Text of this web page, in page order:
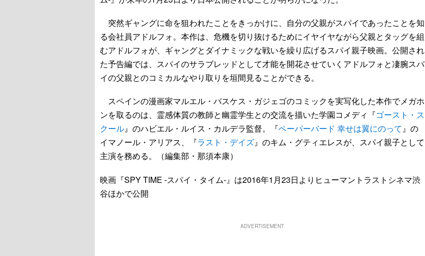
突然ギャングに命を狙われたことをきっかけに、自分の父親がスパイであったことを知
る会社員アドルフォ。本作は、危機を切り抜けるためにイヤイヤながら父親とタッグを組
むアドルフォが、ギャングとダイナミックな戦いを繰り広げるスパイ親子映画。公開され
た予告編では、スパイのサラブレッドとして才能を開花させていくアドルフォと凄腕スパ
イの父親とのコミカルなやり取りを垣間見ることができる。
スペインの漫画家マルエル・バスケス・ガジェゴのコミックを実写化した本作でメガホ
ンを取るのは、霊感体質の教師と幽霊学生との交流を描いた学園コメディ『ゴースト・ス
クール』のハビエル・ルイス・カルデラ監督。『ペーパーバード 幸せは翼にのって』の
イマノール・アリアス、『ラスト・デイズ』のキム・グティエレスが、スパイ親子として
主演を務める。（編集部・那須本康）
映画『SPY TIME -スパイ・タイム-』は2016年1月23日よりヒューマントラストシネマ渋
谷ほかで公開
ADVERTISEMENT